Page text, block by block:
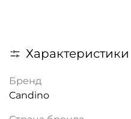
Характеристики
Бренд
Candino